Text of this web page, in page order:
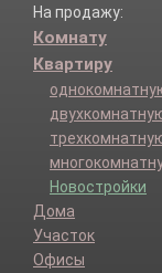
На продажу:
Комнату
Квартиру
Новостройки
Дома
Участок
Офисы